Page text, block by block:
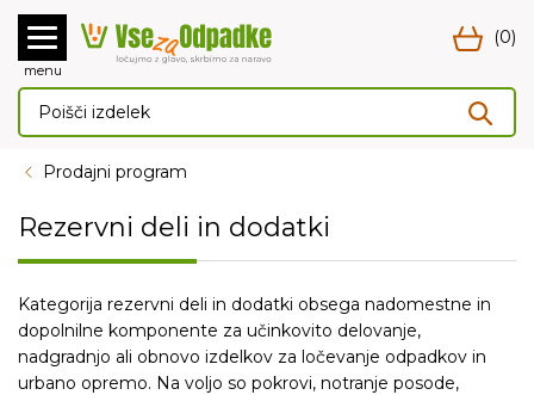
menu
(0)
Prodajni program
Rezervni deli in dodatki
Kategorija rezervni deli in dodatki obsega nadomestne in
dopolnilne komponente za učinkovito delovanje,
nadgradnjo ali obnovo izdelkov za ločevanje odpadkov in
urbano opremo. Na voljo so pokrovi, notranje posode,